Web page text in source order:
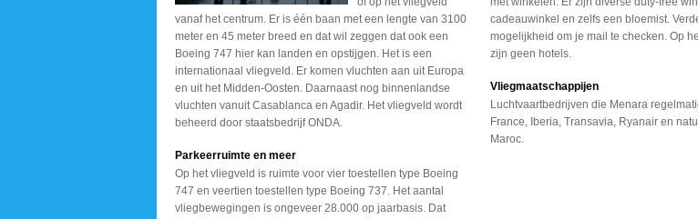
vanaf het centrum. Er is één baan met een lengte van 3100
meter en 45 meter breed en dat wil zeggen dat ook een
Boeing 747 hier kan landen en opstijgen. Het is een
internationaal vliegveld. Er komen vluchten aan uit Europa
en uit het Midden-Oosten. Daarnaast nog binnenlandse
vluchten vanuit Casablanca en Agadir. Het vliegveld wordt
beheerd door staatsbedrijf ONDA.
Parkeerruimte en meer
Op het vliegveld is ruimte voor vier toestellen type Boeing
747 en veertien toestellen type Boeing 737. Het aantal
vliegbewegingen is ongeveer 28.000 op jaarbasis. Dat
cadeauwinkel en zelfs een bloemist.
mogelijkheid om je mail te checken. Op
zijn geen hotels.
Vliegmaatschappijen
Luchtvaartbedrijven die Menara
France, Iberia, Transavia, Ryanair en
Maroc.